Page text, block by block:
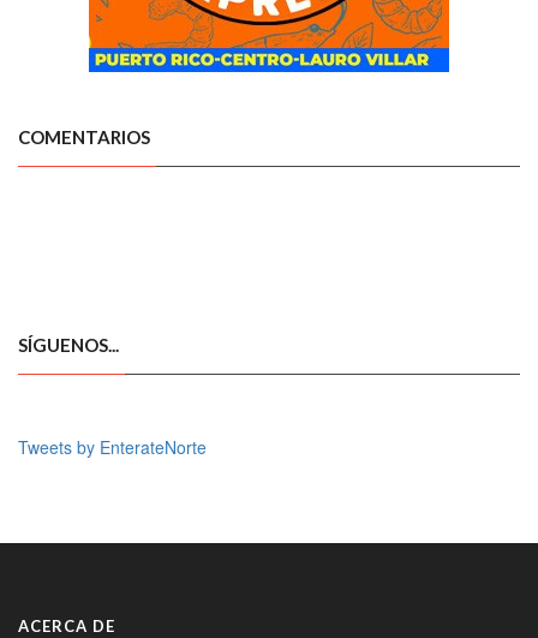
COMENTARIOS
SÍGUENOS...
Tweets by EnterateNorte
ACERCA DE